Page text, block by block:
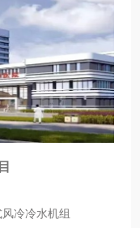
冷冷水机组